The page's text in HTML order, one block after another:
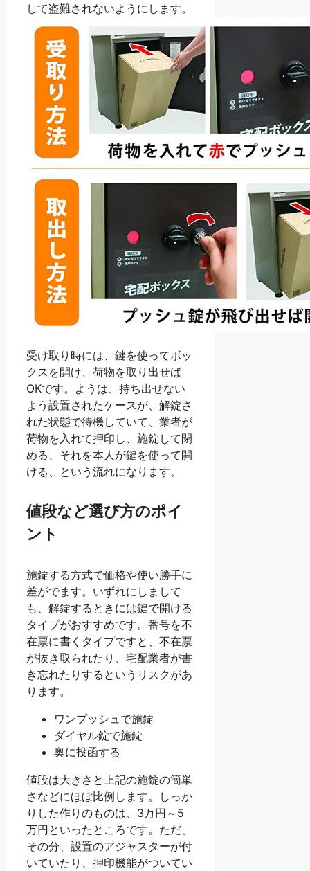
して盗難されないようにします。
受け取り時には、鍵を使ってボッ
クスを開け、荷物を取り出せば
OKです。ようは、持ち出せない
よう設置されたケースが、解錠さ
れた状態で待機していて、業者が
荷物を入れて押印し、施錠して閉
める、それを本人が鍵を使って開
ける、という流れになります。
値段など選び方のポイ
ント
施錠する方式で価格や使い勝手に
差がでます。いずれにしまして
も、解錠するときには鍵で開ける
タイプがおすすめです。番号を不
在票に書くタイプですと、不在票
が抜き取られたり、宅配業者が書
き忘れたりするというリスクがあ
ります。
ワンプッシュで施錠
ダイヤル錠で施錠
奥に投函する
値段は大きさと上記の施錠の簡単
さなどにほぼ比例します。しっか
りした作りのものは、3万円～5
万円といったところです。ただ、
その分、設置のアジャスターが付
いていたり、押印機能がついてい